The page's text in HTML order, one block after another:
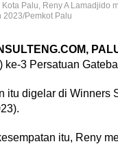
Palu, Reny A Lamadjido
2023/Pemkot Palu
ke-3 Persatuan
itu digelar di Winners
itu, Reny